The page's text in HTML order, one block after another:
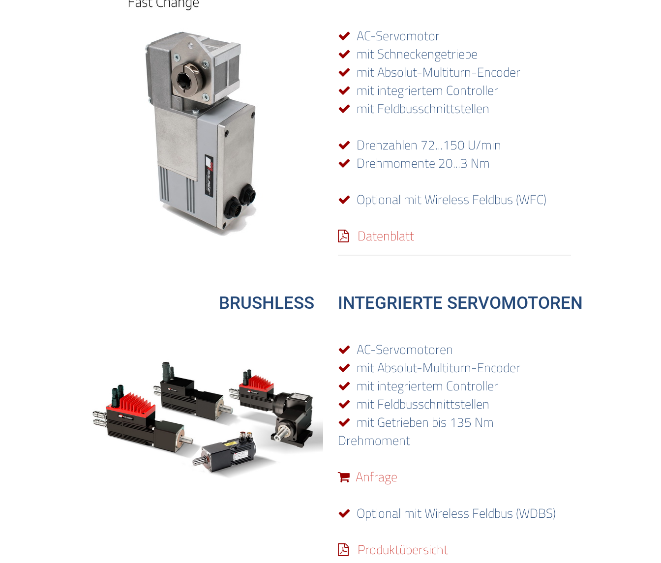
AC-Servomotor
mit Schneckengetriebe
mit Absolut-Multiturn-Encoder
mit integriertem Controller
mit Feldbusschnittstellen
Drehzahlen 72...150 U/min
Drehmomente 20...3 Nm
Optional mit Wireless Feldbus (WFC)
Datenblatt
BRUSHLESS INTEGRIERTE SERVOMOTOREN
AC-Servomotoren
mit Absolut-Multiturn-Encoder
mit integriertem Controller
mit Feldbusschnittstellen
mit Getrieben bis 135 Nm
Drehmoment
Anfrage
Optional mit Wireless Feldbus (WDBS)
Produktübersicht